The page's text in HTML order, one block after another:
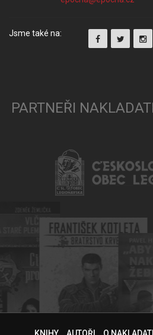
Jsme také na:
PARTNEŘI